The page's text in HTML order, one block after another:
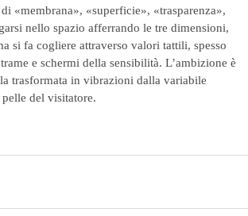
«membrana», «superficie», «trasparenza»,
nello spazio afferrando le tre dimensioni,
si fa cogliere attraverso valori tattili, spesso
e schermi della sensibilità. L’ambizione è
trasformata in vibrazioni dalla variabile
del visitatore.